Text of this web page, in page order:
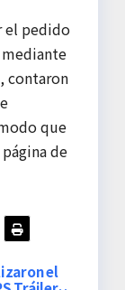
el pedido
contaron
que
de
el